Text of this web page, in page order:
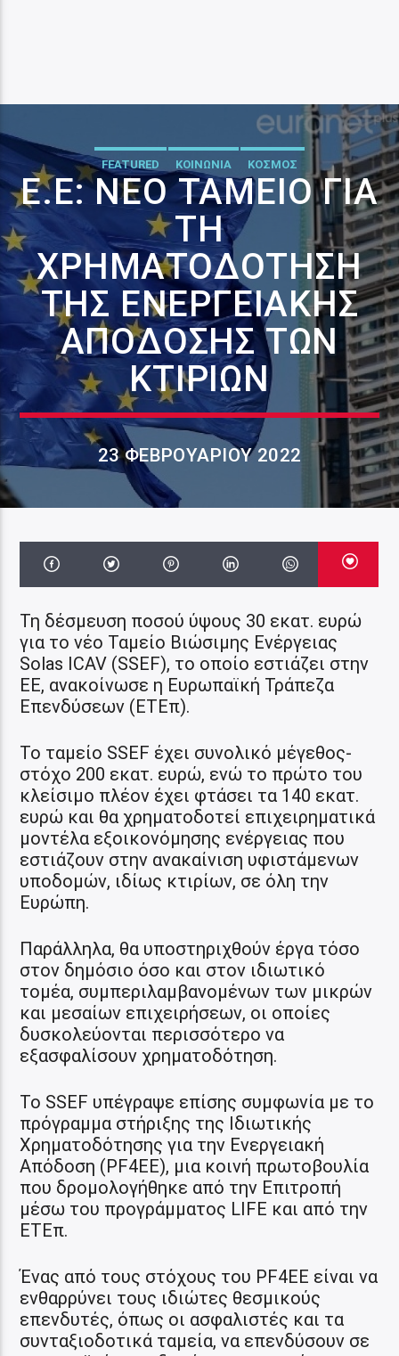
FEATURED ΚΟΙΝΩΝΙΑ ΚΟΣΜΟΣ
Ε.Ε: ΝΈΟ ΤΑΜΕΊΟ ΓΙΑ
ΤΗ
ΧΡΗΜΑΤΟΔΌΤΗΣΗ
ΤΗΣ ΕΝΕΡΓΕΙΑΚΉΣ
ΑΠΌΔΟΣΗΣ ΤΩΝ
ΚΤΙΡΊΩΝ
23 ΦΕΒΡΟΥΑΡΊΟΥ 2022
Τη δέσμευση ποσού ύψους 30 εκατ. ευρώ
για το νέο Ταμείο Βιώσιμης Ενέργειας
Solas ICAV (SSEF), το οποίο εστιάζει στην
ΕΕ, ανακοίνωσε η Ευρωπαϊκή Τράπεζα
Επενδύσεων (ΕΤΕπ).
Το ταμείο SSEF έχει συνολικό μέγεθος-
στόχο 200 εκατ. ευρώ, ενώ το πρώτο του
κλείσιμο πλέον έχει φτάσει τα 140 εκατ.
ευρώ και θα χρηματοδοτεί επιχειρηματικά
μοντέλα εξοικονόμησης ενέργειας που
εστιάζουν στην ανακαίνιση υφιστάμενων
υποδομών, ιδίως κτιρίων, σε όλη την
Ευρώπη.
Παράλληλα, θα υποστηριχθούν έργα τόσο
στον δημόσιο όσο και στον ιδιωτικό
τομέα, συμπεριλαμβανομένων των μικρών
και μεσαίων επιχειρήσεων, οι οποίες
δυσκολεύονται περισσότερο να
εξασφαλίσουν χρηματοδότηση.
Το SSEF υπέγραψε επίσης συμφωνία με το
πρόγραμμα στήριξης της Ιδιωτικής
Χρηματοδότησης για την Ενεργειακή
Απόδοση (PF4EE), μια κοινή πρωτοβουλία
που δρομολογήθηκε από την Επιτροπή
μέσω του προγράμματος LIFE και από την
ΕΤΕπ.
Ένας από τους στόχους του PF4EE είναι να
ενθαρρύνει τους ιδιώτες θεσμικούς
επενδυτές, όπως οι ασφαλιστές και τα
συνταξιοδοτικά ταμεία, να επενδύσουν σε